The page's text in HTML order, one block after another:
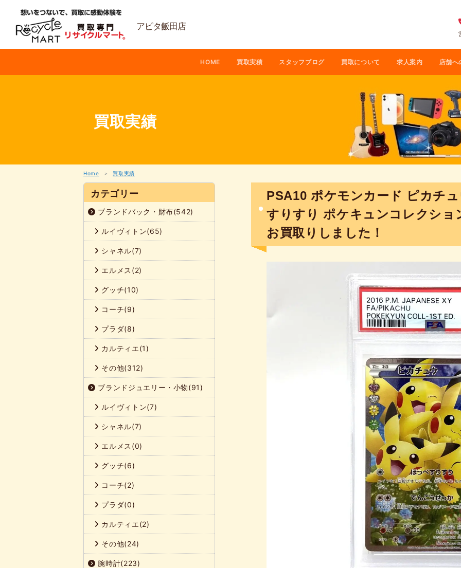
アピタ飯田店
HOME 買取実積 スタッフブログ 買取について 求人案内 店舗へ
買取実績
Home 買取実績
PSA10 ポケモンカード ピカチ
すりすり ポケキュンコレクショ
お買取りしました！
カテゴリー
ブランドバック・財布(542)
ルイヴィトン(65)
シャネル(7)
エルメス(2)
グッチ(10)
コーチ(9)
プラダ(8)
カルティエ(1)
その他(312)
ブランドジュエリー・小物(91)
ルイヴィトン(7)
シャネル(7)
エルメス(0)
グッチ(6)
コーチ(2)
プラダ(0)
カルティエ(2)
その他(24)
腕時計(223)